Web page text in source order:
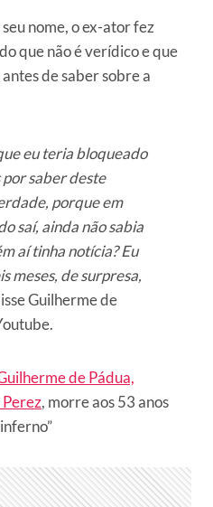
nome, o ex-ator fez
que não é verídico e que
de saber sobre a
eu teria bloqueado
por saber deste
porque em
saí, ainda não sabia
aí tinha notícia? Eu
meses, de surpresa,
Guilherme de
de Pádua,
Perez, morre aos 53 anos